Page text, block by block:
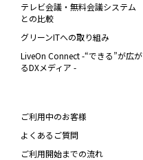
テレビ会議・無料会議システム
との比較
グリーンITへの取り組み
LiveOn Connect -“できる”が広が
るDXメディア -
ご利用中のお客様
よくあるご質問
ご利用開始までの流れ